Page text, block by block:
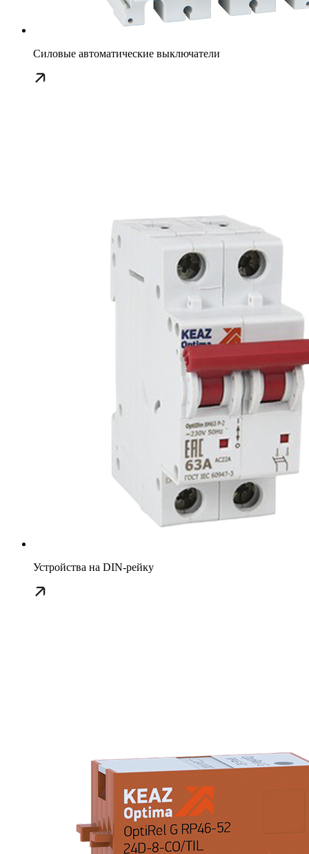
Силовые автоматические выключатели
Устройства на DIN-рейку